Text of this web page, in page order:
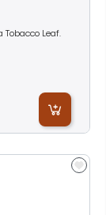
Leaf.